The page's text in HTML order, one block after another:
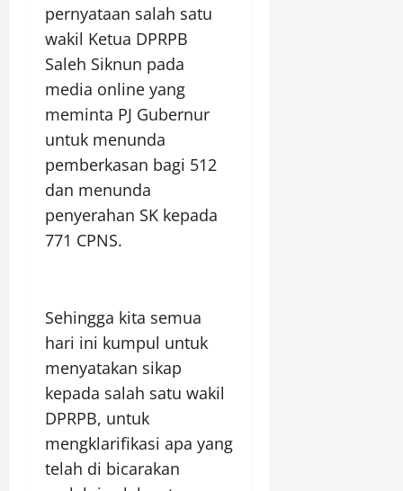
pernyataan salah satu
wakil Ketua DPRPB
Saleh Siknun pada
media online yang
meminta PJ Gubernur
untuk menunda
pemberkasan bagi 512
dan menunda
penyerahan SK kepada
771 CPNS.
Sehingga kita semua
hari ini kumpul untuk
menyatakan sikap
kepada salah satu wakil
DPRPB, untuk
mengklarifikasi apa yang
telah di bicarakan